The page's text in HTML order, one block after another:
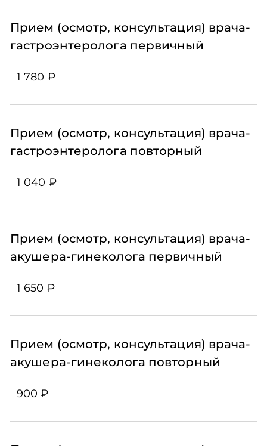
Прием (осмотр, консультация) врача-
гастроэнтеролога первичный
1 780 ₽
Прием (осмотр, консультация) врача-
гастроэнтеролога повторный
1 040 ₽
Прием (осмотр, консультация) врача-
акушера-гинеколога первичный
1 650 ₽
Прием (осмотр, консультация) врача-
акушера-гинеколога повторный
900 ₽